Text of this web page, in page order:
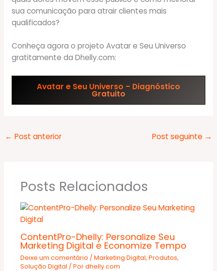
sua comunicação para atrair clientes mais
qualificados?
Conheça agora o projeto Avatar e Seu Universo
gratitamente da Dhelly.com:
Avatar e Seu Universo – Diagnóstico
Gratuito
← Post anterior Post seguinte →
Posts Relacionados
ContentPro-Dhelly: Personalize Seu
Marketing Digital e Economize Tempo
Deixe um comentário / Marketing Digital, Produtos,
Solução Digital / Pordhelly.com